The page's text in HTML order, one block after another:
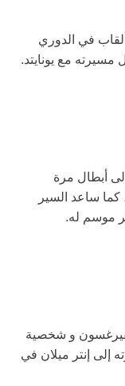
في الدوري
مسيرته مع يونايتد.
أبطال مرة
كما ساعد السير
موسم له.
و شخصية
إلى إنتر ميلان في